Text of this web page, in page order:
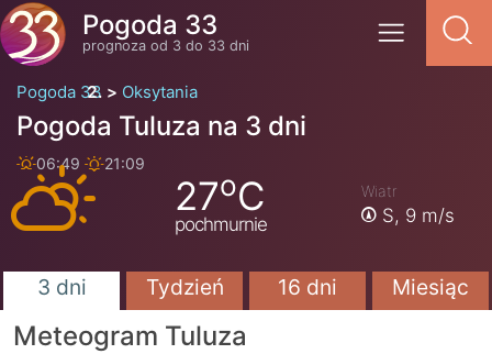
Pogoda 33
prognoza od 3 do 33 dni
Pogoda 33 Oksytania
Pogoda Tuluza na 3 dni
06:49 21:09
27oC
pochmurnie
Wiatr
S, 9 m/s
3 dni Tydzień 16 dni Miesiąc
Meteogram Tuluza